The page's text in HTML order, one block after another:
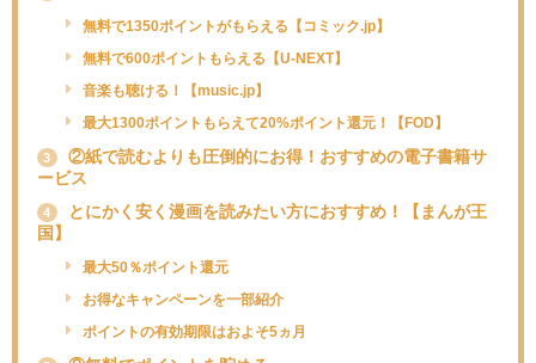
無料で1350ポイントがもらえる【コミック.jp】
無料で600ポイントもらえる【U-NEXT】
音楽も聴ける！【music.jp】
最大1300ポイントもらえて20%ポイント還元！【FOD】
3
②紙で読むよりも圧倒的にお得！おすすめの電子書籍サ
ービス
4
とにかく安く漫画を読みたい方におすすめ！【まんが王
国】
最大50％ポイント還元
お得なキャンペーンを一部紹介
ポイントの有効期限はおよそ5ヵ月